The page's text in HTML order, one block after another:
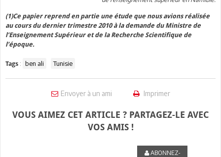
(1)Ce papier reprend en partie une étude que nous avions réalisée
au cours du dernier trimestre 2010 à la demande du Ministre de
l’Enseignement Supérieur et de la Recherche Scientifique de
l’époque.
Tags : ben ali Tunisie
Envoyer à un ami Imprimer
VOUS AIMEZ CET ARTICLE ? PARTAGEZ-LE AVEC
VOS AMIS !
ABONNEZ-